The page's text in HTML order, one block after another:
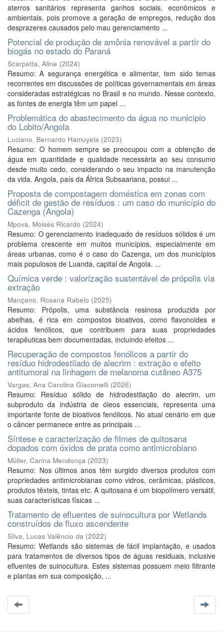
aterros sanitários representa ganhos sociais, econômicos e
ambientais, pois promove a geração de empregos, redução dos
desprazeres causados pelo mau gerenciamento ...
Potencial de produção de amônia renovável a partir do
biogás no estado do Paraná
Scarpetta, Aline (2024)
Resumo: A segurança energética e alimentar, tem sido temas
recorrentes em discussões de políticas governamentais em áreas
consideradas estratégicas no Brasil e no mundo. Nesse contexto,
as fontes de energia têm um papel ...
Problemática do abastecimento da água no municipio
do Lobito/Angola
Luciano, Bernardo Hamuyela (2023)
Resumo: O homem sempre se preocupou com a obtenção de
água em quantidade e qualidade necessária ao seu consumo
desde muito cedo, considerando o seu impacto na manutenção
da vida. Angola, país da África Subsaariana, possui ...
Proposta de compostagem doméstica em zonas com
déficit de gestão de resíduos : um caso do município do
Cazenga (Angola)
Mpova, Moisés Ricardo (2024)
Resumo: O gerenciamento inadequado de resíduos sólidos é um
problema crescente em muitos municípios, especialmente em
áreas urbanas, como é o caso do Cazenga, um dos municípios
mais populosos de Luanda, capital de Angola. ...
Química verde : valorização sustentável de própolis via
extração
Mançano, Rosana Rabelo (2025)
Resumo: Própolis, uma substância resinosa produzida por
abelhas, é rica em compostos bioativos, como flavonoides e
ácidos fenólicos, que contribuem para suas propriedades
terapêuticas bem documentadas, incluindo efeitos ...
Recuperação de compostos fenólicos a partir do
resíduo hidrodestilado de alecrim : extração e efeito
antitumoral na linhagem de melanoma cutâneo A375
Vargas, Ana Carolina Giacomelli (2026)
Resumo: Resíduo sólido de hidrodestilação do alecrim, um
subproduto da indústria de óleos essenciais, representa uma
importante fonte de bioativos fenólicos. No atual cenário em que
o câncer permanece entre as principais ...
Síntese e caracterização de filmes de quitosana
dopados com óxidos de prata como antimicrobiano
Müller, Carina Mendonça (2023)
Resumo: Nos últimos anos têm surgido diversos produtos com
propriedades antimicrobianas como vidros, cerâmicas, plásticos,
produtos têxteis, tintas etc. A quitosana é um biopolímero versátil,
suas características físicas ...
Tratamento de efluentes de suinocultura por Wetlands
construídos de fluxo ascendente
Silva, Lucas Valêncio da (2022)
Resumo: Wetlands são sistemas de fácil implantação, e usados
para tratamentos de diversos tipos de águas residuais, inclusive
efluentes de suinocultura. Estes sistemas possuem meio filtrante
e plantas em sua composição, ...